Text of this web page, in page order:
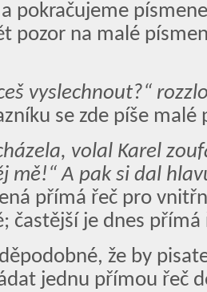
pokračujeme
pozor na malé
vyslechnout?“
se zde píše malé
volal Karel
mě!“ A pak si dal
přímá řeč pro
častější je dnes přímá
že by
jednu přímou řeč